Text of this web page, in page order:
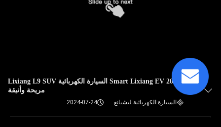
2024 Smart Lixiang EV السيارة الكهربائية Lixiang L9 SUV
مريحة وأنيقة
السيارة الكهربائية ليشيانغ 2024-07-24